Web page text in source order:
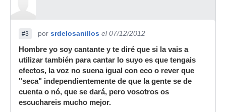
#3 por srdelosanillos el 07/12/2012
Hombre yo soy cantante y te diré que si la vais a
utilizar también para cantar lo suyo es que tengais
efectos, la voz no suena igual con eco o rever que
"seca" independientemente de que la gente se de
cuenta o nó, que se dará, pero vosotros os
escuchareis mucho mejor.